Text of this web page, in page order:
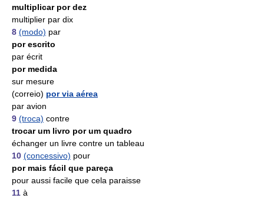
multiplicar por dez
multiplier par dix
8 (modo) par
por escrito
par écrit
por medida
sur mesure
(correio) por via aérea
par avion
9 (troca) contre
trocar um livro por um quadro
échanger un livre contre un tableau
10 (concessivo) pour
por mais fácil que pareça
pour aussi facile que cela paraisse
11 à